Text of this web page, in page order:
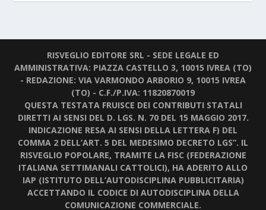
RISVEGLIO EDITORE SRL - SEDE LEGALE ED
AMMINISTRATIVA: PIAZZA CASTELLO 3, 10015 IVREA (TO)
- REDAZIONE: VIA VARMONDO ARBORIO 9, 10015 IVREA
(TO) - C.F./P.IVA: 11820870019
QUESTA TESTATA FRUISCE DEI CONTRIBUTI STATALI
DIRETTI AI SENSI DEL D. LGS. N. 70 DEL 15 MAGGIO 2017.
INDICAZIONE RESA AI SENSI DELLA LETTERA F) DEL
COMMA 2 DELL’ART. 5 DEL MEDESIMO DECRETO LGS”. IL
RISVEGLIO POPOLARE, TRAMITE LA FISC (FEDERAZIONE
ITALIANA SETTIMANALI CATTOLICI), HA ADERITO ALLO
IAP (ISTITUTO DELL’AUTODISCIPLINA PUBBLICITARIA)
ACCETTANDO IL CODICE DI AUTODISCIPLINA DELLA
COMUNICAZIONE COMMERCIALE.